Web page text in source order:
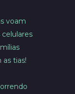
voam
tias!